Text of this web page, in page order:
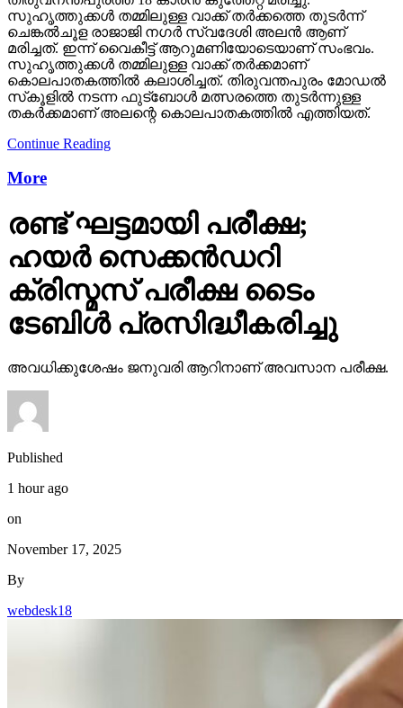
സുഹൃത്തുക്കള്‍ തമ്മിലുള്ള വാക്ക് തര്‍ക്കത്തെ തുടര്‍ന്ന്
ചെങ്കല്‍ചൂള രാജാജി നഗര്‍ സ്വദേശി അലന്‍ ആണ്
മരിച്ചത്. ഇന്ന് വൈകീട്ട് ആറുമണിയോടെയാണ് സംഭവം.
സുഹൃത്തുക്കള്‍ തമ്മിലുള്ള വാക്ക് തര്‍ക്കമാണ്
കൊലപാതകത്തില്‍ കലാശിച്ചത്. തിരുവന്തപുരം മോഡല്‍
സ്‌കൂളില്‍ നടന്ന ഫുട്‌ബോള്‍ മത്സരത്തെ തുടര്‍ന്നുള്ള
തകര്‍ക്കമാണ് അലന്റെ കൊലപാതകത്തില്‍ എത്തിയത്.
Continue Reading
More
രണ്ട് ഘട്ടമായി പരീക്ഷ;
ഹയര്‍ സെക്കന്‍ഡറി
ക്രിസ്മസ് പരീക്ഷ ടൈം
ടേബിള്‍ പ്രസിദ്ധീകരിച്ചു
അവധിക്കുശേഷം ജനുവരി ആറിനാണ് അവസാന പരീക്ഷ.
Published
1 hour ago
on
November 17, 2025
By
webdesk18